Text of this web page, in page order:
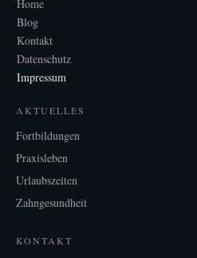
Home
Blog
Kontakt
Datenschutz
Impressum
AKTUELLES
Fortbildungen
Praxisleben
Urlaubszeiten
Zahngesundheit
KONTAKT